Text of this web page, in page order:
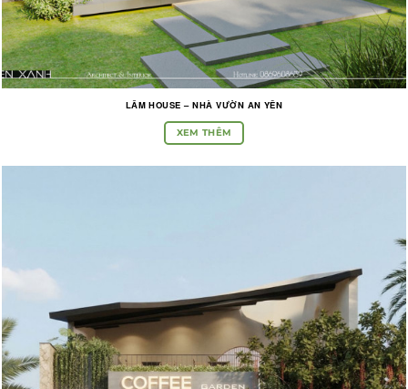
LÂM HOUSE – NHÀ VƯỜN AN YÊN
XEM THÊM